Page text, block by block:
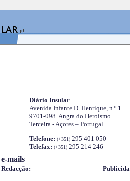
Diário Insular
Avenida Infante D. Henrique, n.º 1
9701-098 Angra do Heroísmo
Terceira - Açores – Portugal.
Telefone: (+351) 295 401 050
Telefax: (+351) 295 214 246
e-mails
Redacção: